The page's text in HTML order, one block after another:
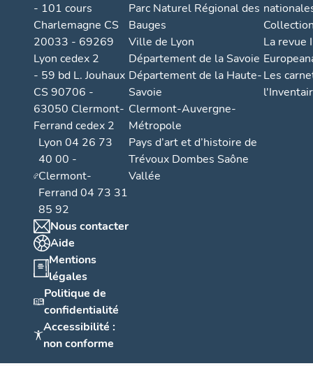
- 101 cours
Charlemagne CS
20033 - 69269
Lyon cedex 2
- 59 bd L. Jouhaux
CS 90706 -
63050 Clermont-
Ferrand cedex 2
Lyon 04 26 73
40 00 -
Clermont-
Ferrand 04 73 31
85 92
Nous contacter
Aide
Mentions
légales
Politique de
confidentialité
Accessibilité :
non conforme
Parc Naturel Régional des
Bauges
Ville de Lyon
Département de la Savoie
Département de la Haute-
Savoie
Clermont-Auvergne-
Métropole
Pays d’art et d’histoire de
Trévoux Dombes Saône
Vallée
La revue
Les